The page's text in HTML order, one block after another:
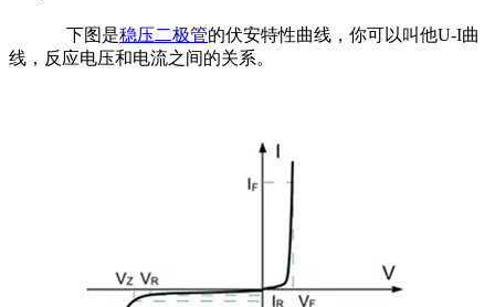
下图是稳压二极管的伏安特性曲线，你可以叫他U-I曲
线，反应电压和电流之间的关系。